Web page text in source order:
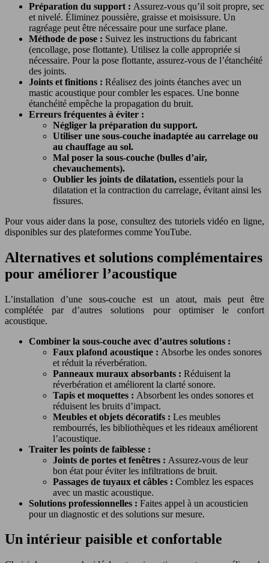
Préparation du support : Assurez-vous qu’il soit propre, sec
et nivelé. Éliminez poussière, graisse et moisissure. Un
ragréage peut être nécessaire pour une surface plane.
Méthode de pose : Suivez les instructions du fabricant
(encollage, pose flottante). Utilisez la colle appropriée si
nécessaire. Pour la pose flottante, assurez-vous de l’étanchéité
des joints.
Joints et finitions : Réalisez des joints étanches avec un
mastic acoustique pour combler les espaces. Une bonne
étanchéité empêche la propagation du bruit.
Erreurs fréquentes à éviter :
Négliger la préparation du support.
Utiliser une sous-couche inadaptée au carrelage ou
au chauffage au sol.
Mal poser la sous-couche (bulles d’air,
chevauchements).
Oublier les joints de dilatation, essentiels pour la
dilatation et la contraction du carrelage, évitant ainsi les
fissures.
Pour vous aider dans la pose, consultez des tutoriels vidéo en ligne,
disponibles sur des plateformes comme YouTube.
Alternatives et solutions complémentaires
pour améliorer l’acoustique
L’installation d’une sous-couche est un atout, mais peut être
complétée par d’autres solutions pour optimiser le confort
acoustique.
Combiner la sous-couche avec d’autres solutions :
Faux plafond acoustique : Absorbe les ondes sonores
et réduit la réverbération.
Panneaux muraux absorbants : Réduisent la
réverbération et améliorent la clarté sonore.
Tapis et moquettes : Absorbent les ondes sonores et
réduisent les bruits d’impact.
Meubles et objets décoratifs : Les meubles
rembourrés, les bibliothèques et les rideaux améliorent
l’acoustique.
Traiter les points de faiblesse :
Joints de portes et fenêtres : Assurez-vous de leur
bon état pour éviter les infiltrations de bruit.
Passages de tuyaux et câbles : Comblez les espaces
avec un mastic acoustique.
Solutions professionnelles : Faites appel à un acousticien
pour un diagnostic et des solutions sur mesure.
Un intérieur paisible et confortable